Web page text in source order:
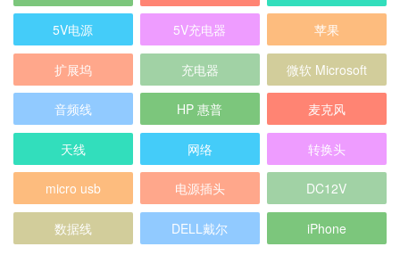
5V电源 5V充电器 苹果
扩展坞 充电器 微软 Microsoft
音频线 HP 惠普 麦克风
天线 网络 转换头
micro usb 电源插头 DC12V
数据线 DELL戴尔 iPhone